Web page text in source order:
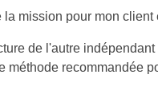
mission pour mon
de l'autre
méthode recommandée